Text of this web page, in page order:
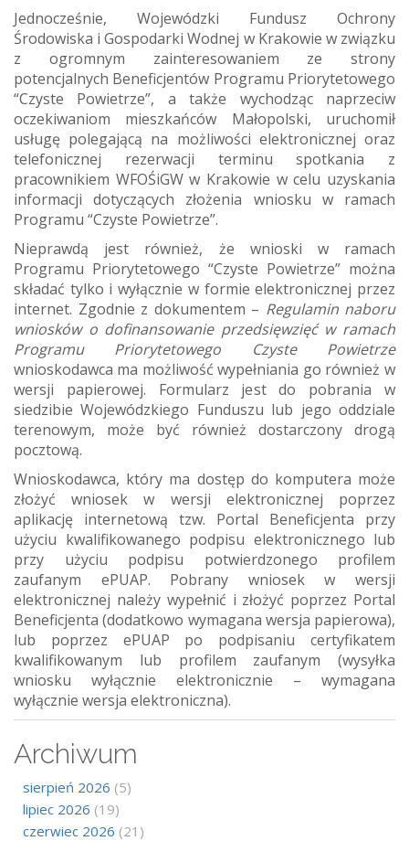
Jednocześnie, Wojewódzki Fundusz Ochrony
Środowiska i Gospodarki Wodnej w Krakowie w związku
z ogromnym zainteresowaniem ze strony
potencjalnych Beneficjentów Programu Priorytetowego
“Czyste Powietrze”, a także wychodząc naprzeciw
oczekiwaniom mieszkańców Małopolski, uruchomił
usługę polegającą na możliwości elektronicznej oraz
telefonicznej rezerwacji terminu spotkania z
pracownikiem WFOŚiGW w Krakowie w celu uzyskania
informacji dotyczących złożenia wniosku w ramach
Programu “Czyste Powietrze”.
Nieprawdą jest również, że wnioski w ramach
Programu Priorytetowego “Czyste Powietrze” można
składać tylko i wyłącznie w formie elektronicznej przez
internet. Zgodnie z dokumentem – Regulamin naboru
wniosków o dofinansowanie przedsięwzięć w ramach
Programu Priorytetowego Czyste Powietrze
wnioskodawca ma możliwość wypełniania go również w
wersji papierowej. Formularz jest do pobrania w
siedzibie Wojewódzkiego Funduszu lub jego oddziale
terenowym, może być również dostarczony drogą
pocztową.
Wnioskodawca, który ma dostęp do komputera może
złożyć wniosek w wersji elektronicznej poprzez
aplikację internetową tzw. Portal Beneficjenta przy
użyciu kwalifikowanego podpisu elektronicznego lub
przy użyciu podpisu potwierdzonego profilem
zaufanym ePUAP. Pobrany wniosek w wersji
elektronicznej należy wypełnić i złożyć poprzez Portal
Beneficjenta (dodatkowo wymagana wersja papierowa),
lub poprzez ePUAP po podpisaniu certyfikatem
kwalifikowanym lub profilem zaufanym (wysyłka
wniosku wyłącznie elektronicznie – wymagana
wyłącznie wersja elektroniczna).
Archiwum
sierpień 2026 (5)
lipiec 2026 (19)
czerwiec 2026 (21)